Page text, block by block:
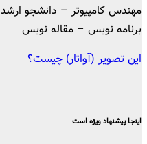
مهندس کامپیوتر – دانشجو
برنامه نویس – مقاله نویس
این تصویر (آواتار) چیست؟
اینجا پیشنهاد ویژه است